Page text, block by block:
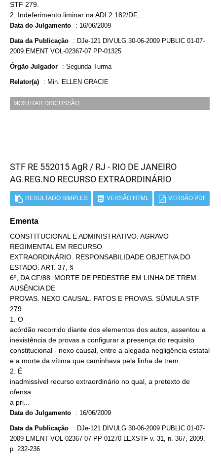
STF 279.
2. Indeferimento liminar na ADI 2.182/DF,...
Data do Julgamento : 16/06/2009
Data da Publicação : DJe-121 DIVULG 30-06-2009 PUBLIC 01-07-
2009 EMENT VOL-02367-07 PP-01325
Órgão Julgador : Segunda Turma
Relator(a) : Min. ELLEN GRACIE
MOSTRAR DISCUSSÃO
STF RE 552015 AgR / RJ - RIO DE JANEIRO
AG.REG.NO RECURSO EXTRAORDINÁRIO
RESULTADO SIMPLES VERSÃO HTML VERSÃO PDF
Ementa
CONSTITUCIONAL E ADMINISTRATIVO. AGRAVO
REGIMENTAL EM RECURSO
EXTRAORDINÁRIO. RESPONSABILIDADE OBJETIVA DO
ESTADO. ART. 37, §
6º, DA CF/88. MORTE DE PEDESTRE EM LINHA DE TREM.
AUSÊNCIA DE
PROVAS. NEXO CAUSAL. FATOS E PROVAS. SÚMULA STF
279.
1. O
acórdão recorrido diante dos elementos dos autos, assentou a
inexistência de provas a configurar a presença do requisito
constitucional - nexo causal, entre a alegada negligência estatal
e a morte da vítima que caminhava pela linha de trem.
2. É
inadmissível recurso extraordinário no qual, a pretexto de
ofensa
a pri...
Data do Julgamento : 16/06/2009
Data da Publicação : DJe-121 DIVULG 30-06-2009 PUBLIC 01-07-
2009 EMENT VOL-02367-07 PP-01270 LEXSTF v. 31, n. 367, 2009,
p. 232-236